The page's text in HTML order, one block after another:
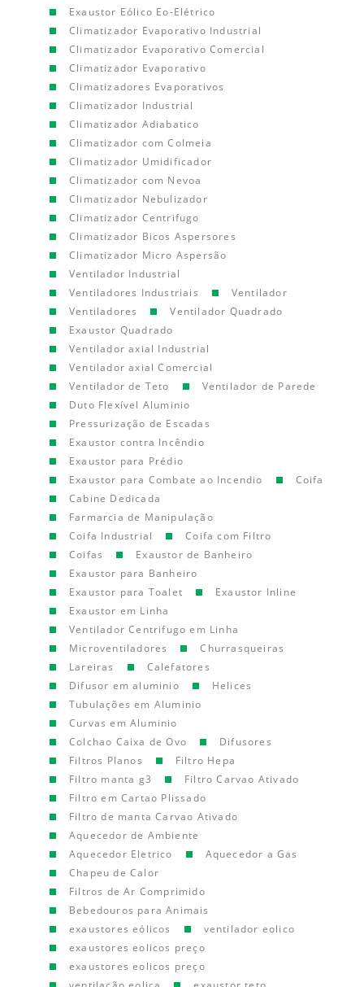
Exaustor Eólico Eo-Elétrico
Climatizador Evaporativo Industrial
Climatizador Evaporativo Comercial
Climatizador Evaporativo
Climatizadores Evaporativos
Climatizador Industrial
Climatizador Adiabatico
Climatizador com Colmeia
Climatizador Umidificador
Climatizador com Nevoa
Climatizador Nebulizador
Climatizador Centrifugo
Climatizador Bicos Aspersores
Climatizador Micro Aspersão
Ventilador Industrial
Ventiladores Industriais
Ventilador
Ventiladores
Ventilador Quadrado
Exaustor Quadrado
Ventilador axial Industrial
Ventilador axial Comercial
Ventilador de Teto
Ventilador de Parede
Duto Flexível Aluminio
Pressurização de Escadas
Exaustor contra Incêndio
Exaustor para Prédio
Exaustor para Combate ao Incendio
Coifa
Cabine Dedicada
Farmarcia de Manipulação
Coifa Industrial
Coifa com Filtro
Coifas
Exaustor de Banheiro
Exaustor para Banheiro
Exaustor para Toalet
Exaustor Inline
Exaustor em Linha
Ventilador Centrifugo em Linha
Microventiladores
Churrasqueiras
Lareiras
Calefatores
Difusor em aluminio
Helices
Tubulações em Aluminio
Curvas em Aluminio
Colchao Caixa de Ovo
Difusores
Filtros Planos
Filtro Hepa
Filtro manta g3
Filtro Carvao Ativado
Filtro em Cartao Plissado
Filtro de manta Carvao Ativado
Aquecedor de Ambiente
Aquecedor Eletrico
Aquecedor a Gas
Chapeu de Calor
Filtros de Ar Comprimido
Bebedouros para Animais
exaustores eólicos
ventilador eolico
exaustores eolicos preço
exaustores eolicos preço